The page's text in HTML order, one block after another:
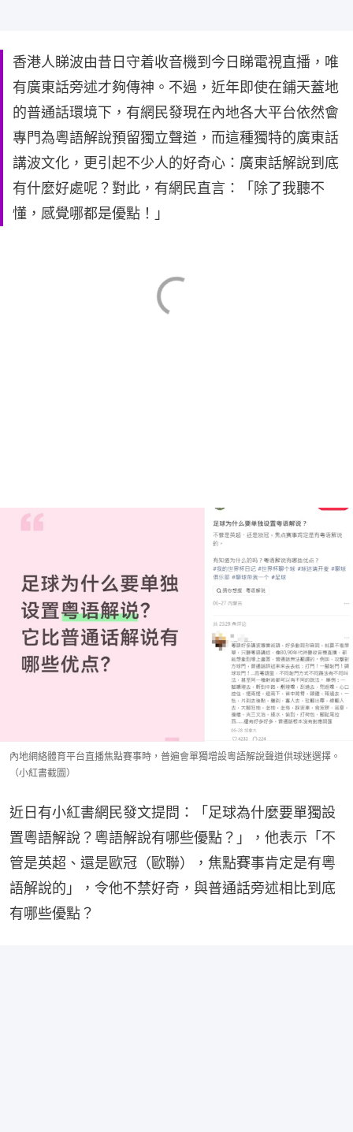
香港人睇波由昔日守着收音機到今日睇電視直播，唯
有廣東話旁述才夠傳神。不過，近年即使在鋪天蓋地
的普通話環境下，有網民發現在內地各大平台依然會
專門為粵語解說預留獨立聲道，而這種獨特的廣東話
講波文化，更引起不少人的好奇心：廣東話解說到底
有什麼好處呢？對此，有網民直言：「除了我聽不
懂，感覺哪都是優點！」
內地網絡體育平台直播焦點賽事時，普遍會單獨增設粵語解說聲道供球迷選擇。
（小紅書截圖）
近日有小紅書網民發文提問：「足球為什麼要單獨設
置粵語解說？粵語解說有哪些優點？」，他表示「不
管是英超、還是歐冠（歐聯），焦點賽事肯定是有粵
語解說的」，令他不禁好奇，與普通話旁述相比到底
有哪些優點？